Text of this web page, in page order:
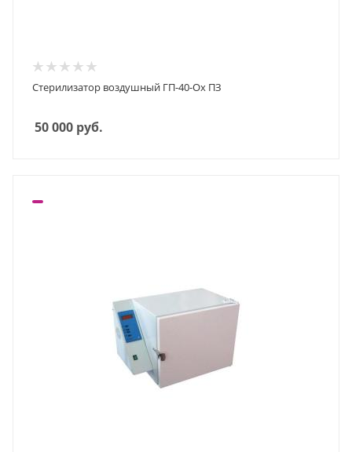
Стерилизатор воздушный ГП-40-Ох ПЗ
50 000 руб.